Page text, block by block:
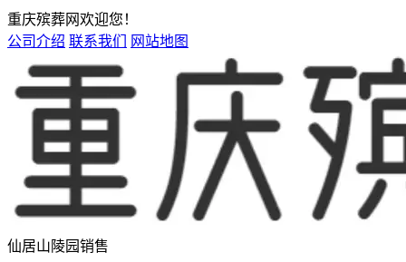
重庆殡葬网欢迎您！
公司介绍 联系我们 网站地图
仙居山陵园销售